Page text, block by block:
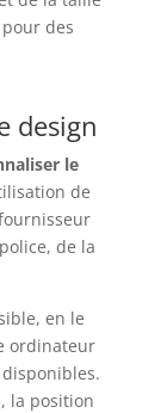
des
design
le
de
de la
en le
ordinateur
la position